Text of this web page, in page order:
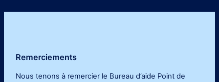
Remerciements
Nous tenons à remercier le Bureau d’aide Point de